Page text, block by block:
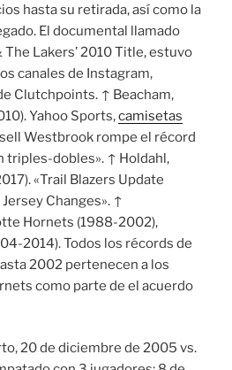
hasta su retirada, así como la
El documental llamado
The Lakers’ 2010 Title, estuvo
canales de Instagram,
Clutchpoints. ↑ Beacham,
Yahoo Sports,camisetas
Westbrook rompe el récord
triples-dobles». ↑ Holdahl,
«Trail Blazers Update
Changes». ↑
Hornets (1988-2002),
2014). Todos los récords de
2002 pertenecen a los
como parte de el acuerdo
20 de diciembre de 2005 vs.